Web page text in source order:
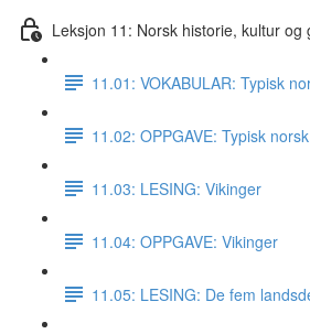
Leksjon 11: Norsk historie, kultur
11.01: VOKABULAR: Typisk
11.02: OPPGAVE: Typisk norsk
11.03: LESING: Vikinger
11.04: OPPGAVE: Vikinger
11.05: LESING: De fem